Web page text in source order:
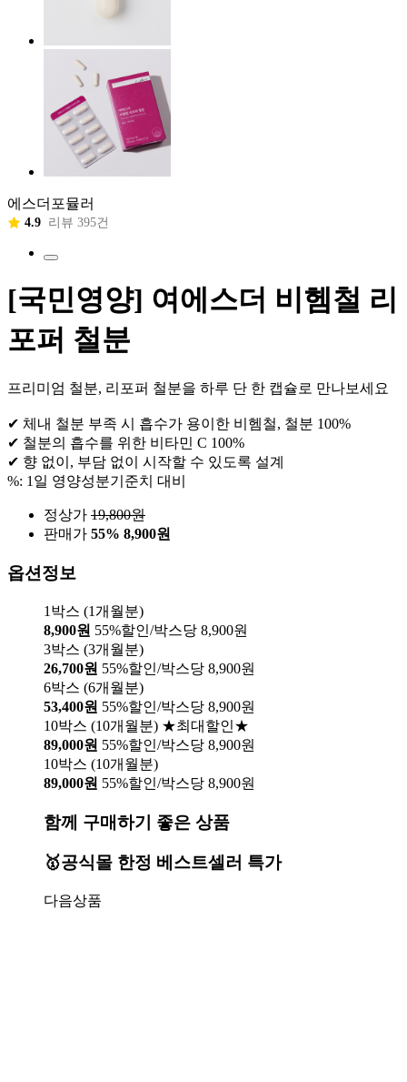
에스더포뮬러
4.9 리뷰 395건
[국민영양] 여에스더 비헴철 리
포퍼 철분
프리미엄 철분, 리포퍼 철분을 하루 단 한 캡슐로 만나보세요
✔ 체내 철분 부족 시 흡수가 용이한 비헴철, 철분 100%
✔ 철분의 흡수를 위한 비타민 C 100%
✔ 향 없이, 부담 없이 시작할 수 있도록 설계
%: 1일 영양성분기준치 대비
정상가 19,800원
판매가 55% 8,900원
옵션정보
1박스 (1개월분)
8,900원 55%할인/박스당 8,900원
3박스 (3개월분)
26,700원 55%할인/박스당 8,900원
6박스 (6개월분)
53,400원 55%할인/박스당 8,900원
10박스 (10개월분) ★최대할인★
89,000원 55%할인/박스당 8,900원
10박스 (10개월분)
89,000원 55%할인/박스당 8,900원
함께 구매하기 좋은 상품
🥇공식몰 한정 베스트셀러 특가
다음상품